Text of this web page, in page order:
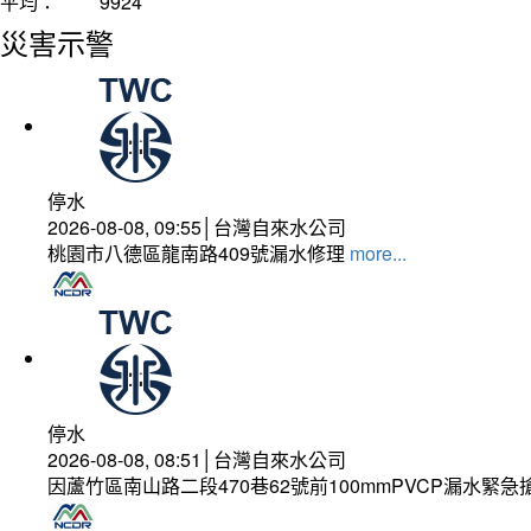
災害示警
停水
2026-08-08, 09:55│台灣自來水公司
桃園市八德區龍南路409號漏水修理 more...
停水
2026-08-08, 08:51│台灣自來水公司
因蘆竹區南山路二段470巷62號前100mmPVCP漏水緊急